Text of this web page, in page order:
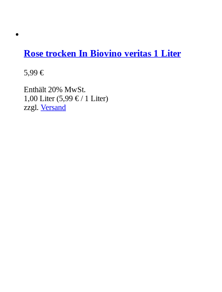
Rose trocken In Biovino veritas 1 Liter
5,99 €
Enthält 20% MwSt.
1,00 Liter (5,99 € / 1 Liter)
zzgl. Versand